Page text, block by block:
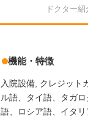
ドクター紹
機能・特徴
入院設備 クレジット
ル語、タイ語、タガ
語、ロシア語、イタ